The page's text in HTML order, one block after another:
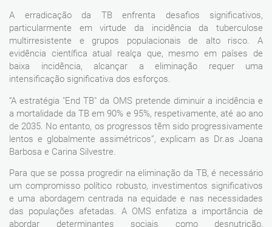
A erradicação da TB enfrenta desafios significativos,
particularmente em virtude da incidência da tuberculose
multirresistente e grupos populacionais de alto risco. A
evidência científica atual realça que, mesmo em países de
baixa incidência, alcançar a eliminação requer uma
intensificação significativa dos esforços.
“A estratégia "End TB" da OMS pretende diminuir a incidência e
a mortalidade da TB em 90% e 95%, respetivamente, até ao ano
de 2035. No entanto, os progressos têm sido progressivamente
lentos e globalmente assimétricos”, explicam as Dr.as Joana
Barbosa e Carina Silvestre.
Para que se possa progredir na eliminação da TB, é necessário
um compromisso político robusto, investimentos significativos
e uma abordagem centrada na equidade e nas necessidades
das populações afetadas. A OMS enfatiza a importância de
abordar determinantes sociais como desnutrição,